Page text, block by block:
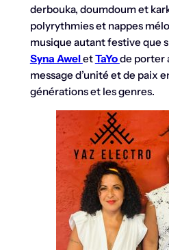
derbouka, doumdoum et
polyrythmies et nappes
musique autant festive que
Syna AweletTaYode porter
message d’unité et de paix
générations et les genres.